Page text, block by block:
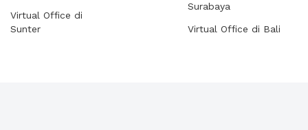
Virtual Office di
Sunter
Surabaya
Virtual Office di Bali